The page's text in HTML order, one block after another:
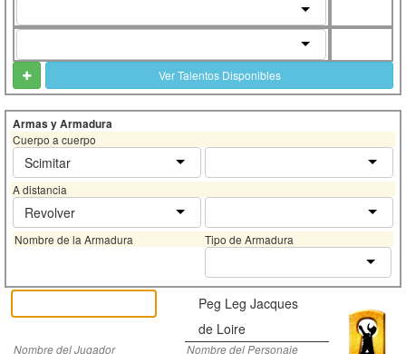
Ver Talentos Disponibles
Armas y Armadura
Cuerpo a cuerpo
Scimitar
A distancia
Revolver
Nombre de la Armadura Tipo de Armadura
Peg Leg Jacques
de Loire
Nombre del Jugador Nombre del Personaje